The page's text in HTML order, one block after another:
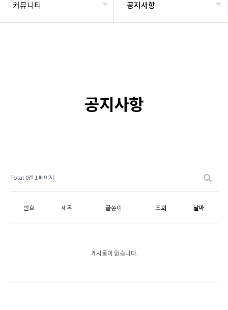
커뮤니티 공지사항
공지사항
Total 0건 1 페이지
번호 제목 글쓴이 조회 날짜
게시물이 없습니다.